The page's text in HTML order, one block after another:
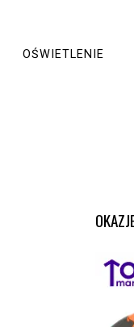
OŚWIETLENIE